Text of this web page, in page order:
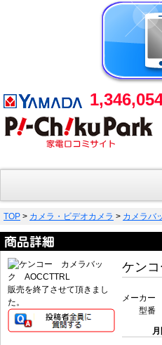
TOP > カメラ・ビデオカメラ > カメラバ
販売を終了させて頂きまし
た。
ケン
メーカー
型番